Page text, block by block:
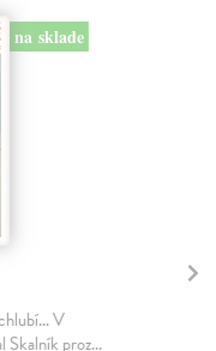
na sklade
V
Skalník proz...